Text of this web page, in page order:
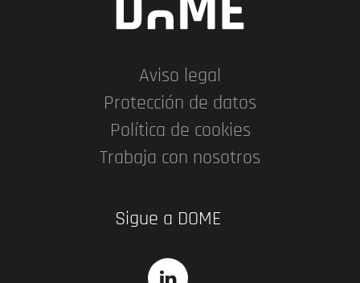
Aviso legal
Protección de datos
Política de cookies
Trabaja con nosotros
Sigue a DOME